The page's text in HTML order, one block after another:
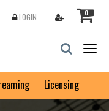
0
LOGIN
Licensing